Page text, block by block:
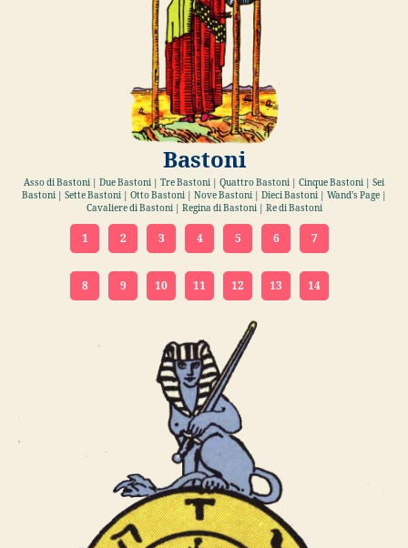
Bastoni
Asso di Bastoni | Due Bastoni | Tre Bastoni | Quattro Bastoni | Cinque Bastoni | Sei
Bastoni | Sette Bastoni | Otto Bastoni | Nove Bastoni | Dieci Bastoni | Wand's Page |
Cavaliere di Bastoni | Regina di Bastoni | Re di Bastoni
1 2 3 4 5 6 7
8 9 10 11 12 13 14